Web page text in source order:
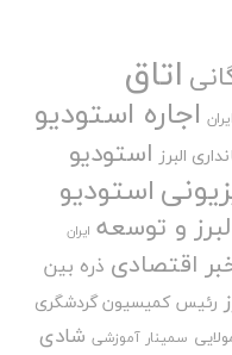
اتاق
اجاره استودیو
البرز استودیو
استودیو
و توسعه ایران
اقتصادی ذره بین
رئیس کمیسیون گردشگری
سمینار آموزشی شادی